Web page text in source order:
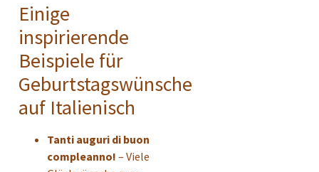
Einige
inspirierende
Beispiele für
Geburtstagswünsche
auf Italienisch
Tanti auguri di buon
compleanno! – Viele